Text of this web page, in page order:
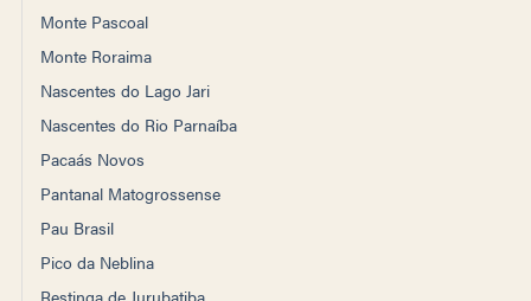
Monte Pascoal
Monte Roraima
Nascentes do Lago Jari
Nascentes do Rio Parnaíba
Pacaás Novos
Pantanal Matogrossense
Pau Brasil
Pico da Neblina
Restinga de Jurubatiba